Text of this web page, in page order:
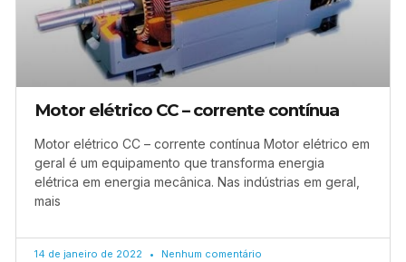
Motor elétrico CC – corrente contínua
Motor elétrico CC – corrente contínua Motor elétrico em
geral é um equipamento que transforma energia
elétrica em energia mecânica. Nas indústrias em geral,
mais
14 de janeiro de 2022 Nenhum comentário